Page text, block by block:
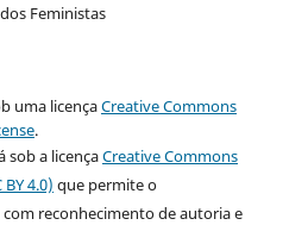
Feministas
uma licençaCreative Commons
.
sob a licençaCreative Commons
4.0) que permite o
reconhecimento de autoria e